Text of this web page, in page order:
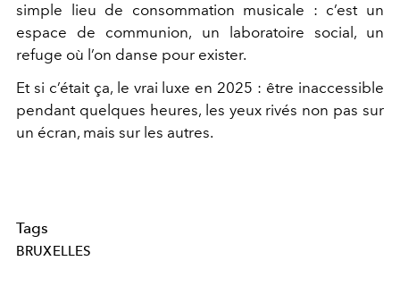
simple lieu de consommation musicale : c’est un
espace de communion, un laboratoire social, un
refuge où l’on danse pour exister.
Et si c’était ça, le vrai luxe en 2025 : être inaccessible
pendant quelques heures, les yeux rivés non pas sur
un écran, mais sur les autres.
Tags
BRUXELLES